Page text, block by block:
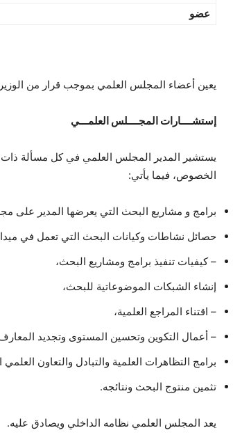
عضو
يعين أعضاء المجلس العلمي بموجب قرار من الوزير المكلف
إستشــــارات المجــــلس العلمـــي
يستشير المدير المجلس العلمي في كل مسألة ذات
الخصوص، فيما يأتي:
برامج و مشاريع البحث التي يعرضها المدير على
حصائل نشاطات وكيانات البحث التي تعمل في
– كيفيات تنفيذ برامج ومشاريع البحث،
إنشاء الشبكات الموضوعاتية للبحث،
– اقتناء المراجع العلمية،
– أعمال التكوين وتحسين المستوى وتجديد
برامج التظاهرات العلمية والتبادل والتعاون العلمي
تثمين منتوج البحث ونتائجه.
يعد المجلس العلمي نظامه الداخلي ويصادق عليه.